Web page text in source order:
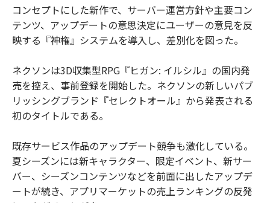
コンセプトにした新作で、サーバー運営方針や主要コン
テンツ、アップデートの意思決定にユーザーの意見を反
映する『神権』システムを導入し、差別化を図った。
ネクソンは3D収集型RPG『ヒガン: イルシル』の国内発
売を控え、事前登録を開始した。ネクソンの新しいパブ
リッシングブランド『セレクトオール』から発表される
初のタイトルである。
既存サービス作品のアップデート競争も激化している。
夏シーズンには新キャラクター、限定イベント、新サー
バー、シーズンコンテンツなどを前面に出したアップデ
ートが続き、アプリマーケットの売上ランキングの反発